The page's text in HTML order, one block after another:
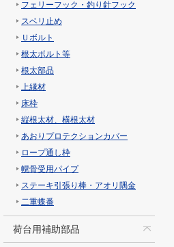
フェリーフック・釣り針フック
スベリ止め
Ｕボルト
根太ボルト等
根太部品
上縁材
床枠
縦根太材、横根太材
あおりプロテクションカバー
ロープ通し枠
幌骨受用パイプ
ステーキ引張り棒・アオリ隅金
二重蝶番
荷台用補助部品